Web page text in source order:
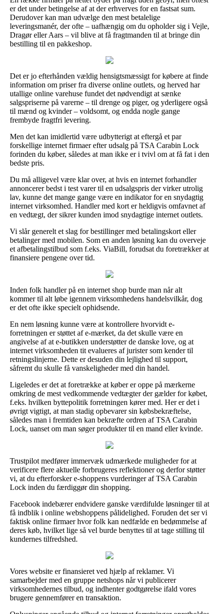
er det under betingelse af at der erhverves for en fastsat sum.
Derudover kan man udvælge den mest betalelige
leveringsmanér, der ofte – uafhængig om du opholder sig i Vejle,
Dragør eller Aars – vil blive at få fragtmanden til at bringe din
bestilling til en pakkeshop.
Det er jo efterhånden vældig hensigtsmæssigt for købere at finde
information om priser fra diverse online outlets, og herved har
utallige online varehuse fundet det nødvendigt at sænke
salgspriserne på varerne – til drenge og piger, og yderligere også
til mænd og kvinder – voldsomt, og endda nogle gange
frembyde fragtfri levering.
Men det kan imidlertid være udbytterigt at eftergå et par
forskellige internet firmaer efter udsalg på TSA Carabin Lock
forinden du køber, således at man ikke er i tvivl om at få fat i den
bedste pris.
Du må alligevel være klar over, at hvis en internet forhandler
annoncerer bedst i test varer til en udsalgspris der virker utrolig
lav, kunne det mange gange være en indikator for en snydagtig
internet virksomhed. Handler med kort er heldigvis omfavnet af
en vedtægt, der sikrer kunden imod snydagtige internet outlets.
Vi slår generelt et slag for bestillinger med betalingskort eller
betalinger med mobilen. Som en anden løsning kan du overveje
et afbetalingstilbud som f.eks. ViaBill, forudsat du foretrækker at
finansiere pengene over tid.
Inden folk handler på en internet shop burde man når alt
kommer til alt løbe igennem virksomhedens handelsvilkår, dog
er det ofte ikke specielt ophidsende.
En nem løsning kunne være at kontrollere hvorvidt e-
forretningen er støttet af e-mærket, da det skulle være en
angivelse af at e-butikken understøtter de danske love, og at
internet virksomheden tit evalueres af jurister som kender til
retningslinjerne. Dette er desuden din lejlighed til support,
såfremt du skulle få vanskeligheder med din handel.
Ligeledes er det at foretrække at køber er oppe på mærkerne
omkring de mest vedkommende vedtægter der gælder for købet,
f.eks. hvilken byttepolitik forretningen kører med. Her er det i
øvrigt vigtigt, at man stadig opbevarer sin købsbekræftelse,
således man i fremtiden kan bekræfte ordren af TSA Carabin
Lock, uanset om man søger produkter til en mand eller kvinde.
Trustpilot medfører immervæk udmærkede muligheder for at
verificere flere aktuelle forbrugeres reflektioner og derfor støtter
vi, at du efterforsker e-shoppens vurderinger af TSA Carabin
Lock inden du færdiggør din shopping.
Facebook indebærer endvidere ganske værdifulde løsninger til at
få indblik i online webshoppens pålidelighed. Foruden det ser vi
faktisk online firmaer hvor folk kan nedfælde en bedømmelse af
deres køb, hvilket lige så vel burde benyttes til at tage stilling til
kundernes tilfredshed.
Vores website er finansieret ved hjælp af reklamer. Vi
samarbejder med en gruppe netshops når vi publicerer
virksomhedernes tilbud, og indhenter godtgørelse ifald vores
brugere gennemfører en transaktion.